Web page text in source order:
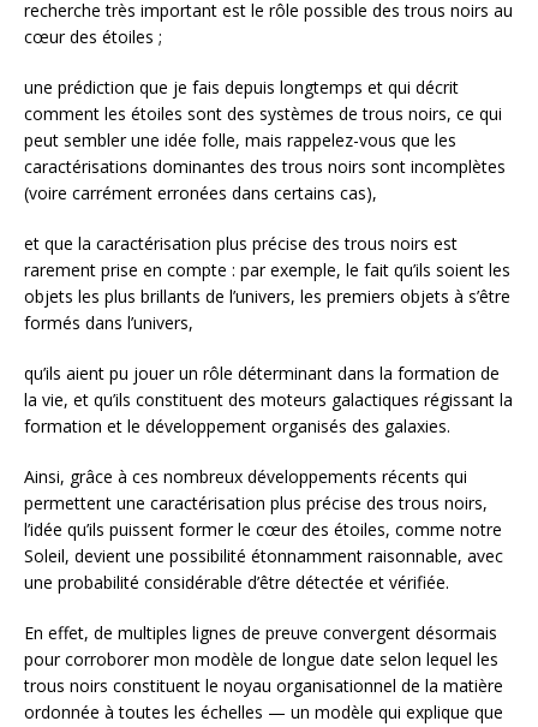
recherche très important est le rôle possible des trous noirs au
cœur des étoiles ;
une prédiction que je fais depuis longtemps et qui décrit
comment les étoiles sont des systèmes de trous noirs, ce qui
peut sembler une idée folle, mais rappelez-vous que les
caractérisations dominantes des trous noirs sont incomplètes
(voire carrément erronées dans certains cas),
et que la caractérisation plus précise des trous noirs est
rarement prise en compte : par exemple, le fait qu’ils soient les
objets les plus brillants de l’univers, les premiers objets à s’être
formés dans l’univers,
qu’ils aient pu jouer un rôle déterminant dans la formation de
la vie, et qu’ils constituent des moteurs galactiques régissant la
formation et le développement organisés des galaxies.
Ainsi, grâce à ces nombreux développements récents qui
permettent une caractérisation plus précise des trous noirs,
l’idée qu’ils puissent former le cœur des étoiles, comme notre
Soleil, devient une possibilité étonnamment raisonnable, avec
une probabilité considérable d’être détectée et vérifiée.
En effet, de multiples lignes de preuve convergent désormais
pour corroborer mon modèle de longue date selon lequel les
trous noirs constituent le noyau organisationnel de la matière
ordonnée à toutes les échelles — un modèle qui explique que